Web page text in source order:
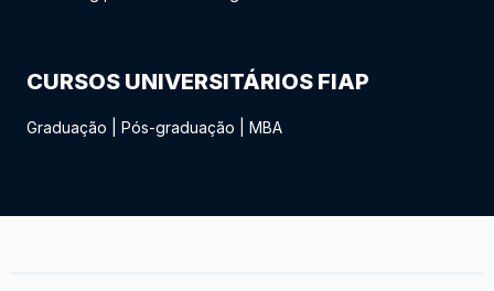
CURSOS UNIVERSITÁRIOS FIAP
Graduação Pós-graduação MBA